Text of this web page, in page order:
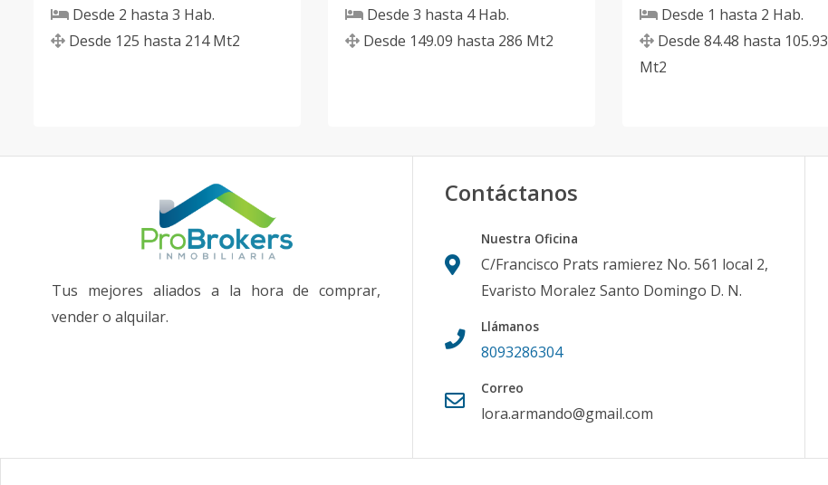
Desde 2 hasta 3 Hab.
Desde 125 hasta 214 Mt2
Desde 3 hasta 4Hab.
Desde 149.09 hasta 286 Mt2
Desde 1 hasta 2 Hab.
Desde 84.48 hasta 105.93
Mt2
Tus mejores aliados a la hora de comprar,
vender o alquilar.
Contáctanos
Nuestra Oficina
C/Francisco Prats ramierez No. 561 local 2,
Evaristo Moralez Santo Domingo D. N.
Llámanos
8093286304
Correo
lora.armando@gmail.com